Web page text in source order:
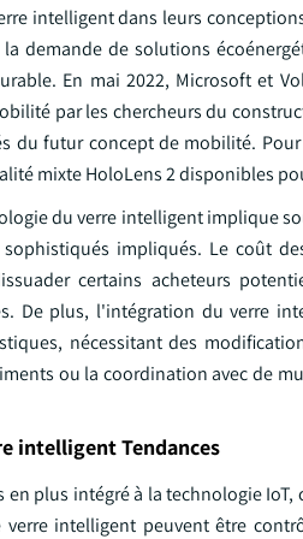
intelligent dans leurs
demande de solutions
En mai 2022, Microsoft et
par les chercheurs du
du futur concept de mobilité.
mixte HoloLens 2 disponibles
du verre intelligent implique
impliqués. Le coût
certains acheteurs
De plus, l'intégration du verre
nécessitant des
ou la coordination avec de
intelligent Tendances
en plus intégré à la technologie
verre intelligent peuvent être